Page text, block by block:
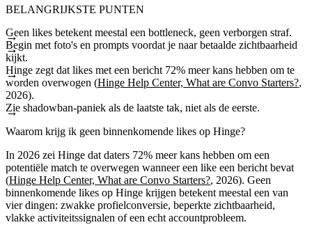
BELANGRIJKSTE PUNTEN
Geen likes betekent meestal een bottleneck, geen verborgen straf.
Begin met foto's en prompts voordat je naar betaalde zichtbaarheid
kijkt.
Hinge zegt dat likes met een bericht 72% meer kans hebben om te
worden overwogen (Hinge Help Center, What are Convo Starters?,
2026).
Zie shadowban-paniek als de laatste tak, niet als de eerste.
Waarom krijg ik geen binnenkomende likes op Hinge?
In 2026 zei Hinge dat daters 72% meer kans hebben om een
potentiële match te overwegen wanneer een like een bericht bevat
(Hinge Help Center, What are Convo Starters?, 2026). Geen
binnenkomende likes op Hinge krijgen betekent meestal een van
vier dingen: zwakke profielconversie, beperkte zichtbaarheid,
vlakke activiteitssignalen of een echt accountprobleem.